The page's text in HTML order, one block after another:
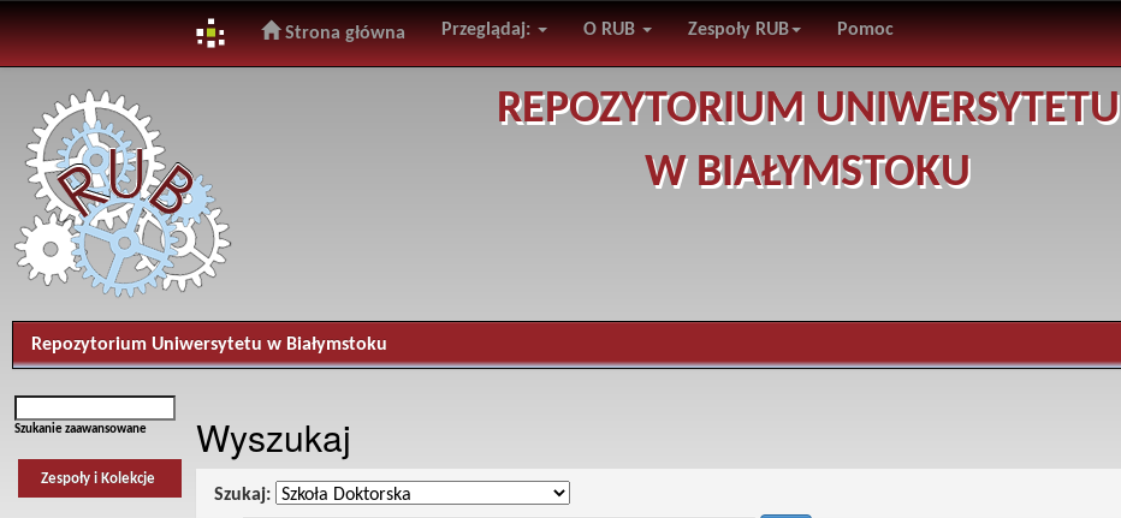
navigation
Strona główna Przeglądaj: O RUB Zespoły RUB Pomoc
REPOZYTORIUM UNIWERSYTETU
W BIAŁYMSTOKU
Repozytorium Uniwersytetu w Białymstoku
Szukanie zaawansowane
Zespoły i Kolekcje
Wyszukaj
Szukaj: